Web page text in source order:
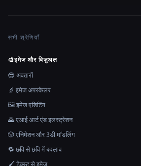
सभी श्रेणियाँ
🎨इमेज और विज़ुअल
😎 अवतारों
🔬 इमेज अपस्केलर
🖼️ इमेज एडिटिंग
🌄 एआई आर्ट एंड इलस्ट्रेशन
🎲 एनिमेशन और 3डी मॉडलिंग
🔁 छवि से छवि में बदलाव
🖌️ टेक्स्ट से इमेज